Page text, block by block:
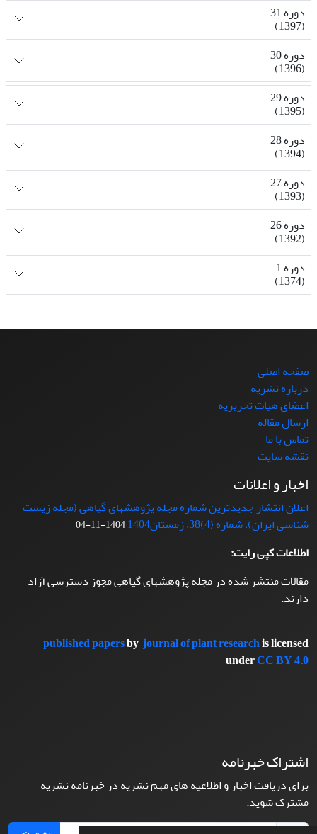
دوره 31
(1397)
دوره 30
(1396)
دوره 29
(1395)
دوره 28
(1394)
دوره 27
(1393)
دوره 26
(1392)
دوره 1
(1374)
صفحه اصلی
درباره نشریه
اعضای هیات تحریریه
ارسال مقاله
تماس با ما
نقشه سایت
اخبار و اعلانات
اعلان انتشار جدیدترین شماره مجله پژوهشهای گیاهی (مجله زیست
شناسی ایران)، شماره (4)38، زمستان1404
1404-11-04
اطلاعات کپی رایت:
مقالات منتشر شده در مجله پژوهشهای گیاهی مجوز دسترسی آزاد
دارند.
published papersbyjournal of plant researchis licensed
underCC BY 4.0
اشتراک خبرنامه
برای دریافت اخبار و اطلاعیه های مهم نشریه در خبرنامه نشریه
مشترک شوید.